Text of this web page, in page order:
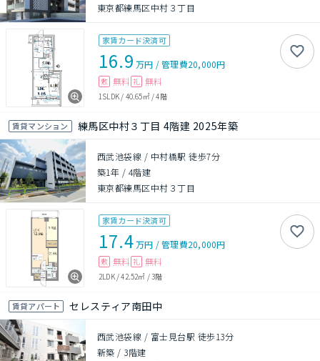
東京都練馬区中村３丁目
家賃カード決済可
16.9 万円 /管理費20,000円
敷 無料 礼 無料
1SLDK / 40.65㎡/4階
賃貸マンション 練馬区中村３丁目 4階建 2025年築
西武池袋線 / 中村橋駅 徒歩7分
築1年 / 4階建
東京都練馬区中村３丁目
家賃カード決済可
17.4万円 /管理費20,000円
敷 無料 礼 無料
2LDK/42.52㎡ /3階
賃貸アパート セレスティア南田中
西武池袋線 / 富士見台駅 徒歩13分
新築 / 3階建